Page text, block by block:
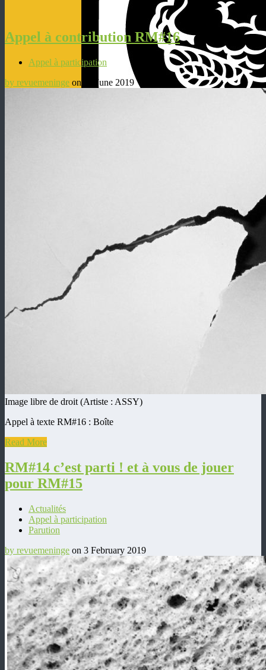
Revue d'Arts Poétiques / Revista de Artes Poéticos
RM#20 : BERNARD
Appel à contribution RM#16
Appel à participation
by revuemeninge on 15 June 2019
Image libre de droit (Artiste : ASSY)
Appel à texte RM#16 : Boîte
Read More
RM#14 c’est parti ! et à vous de jouer
pour RM#15
Actualités
Appel à participation
Parution
by revuemeninge on 3 February 2019